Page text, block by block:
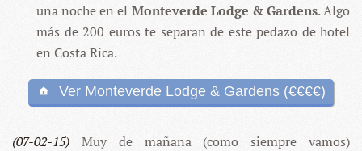
una noche en el Monteverde Lodge & Gardens. Algo
más de 200 euros te separan de este pedazo de hotel
en Costa Rica.
Ver Monteverde Lodge & Gardens (€€€€)
(07-02-15) Muy de mañana (como siempre vamos)